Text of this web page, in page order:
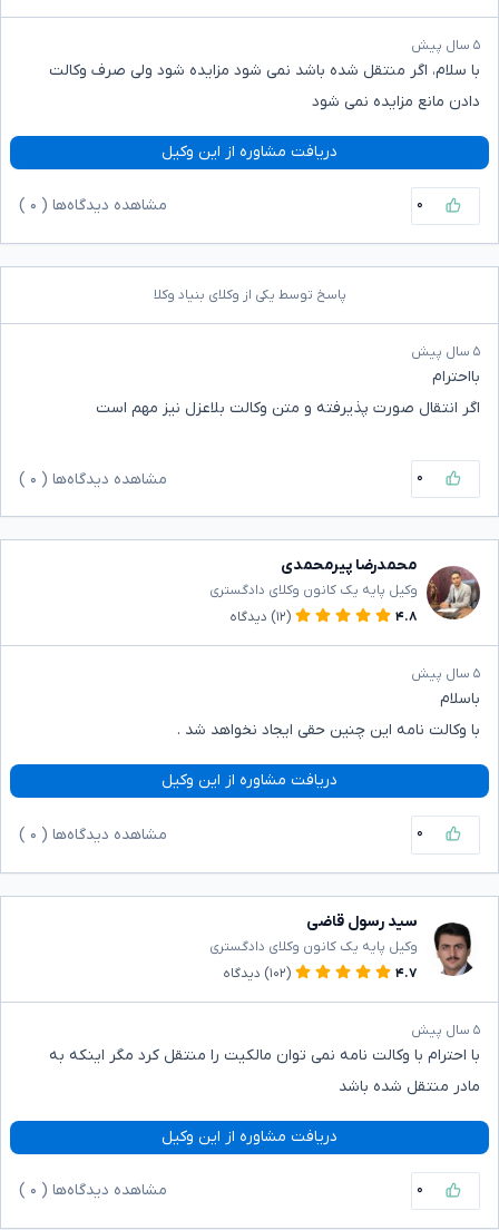
۵ سال پیش
با سلام، اگر منتقل شده باشد نمی شود مزایده شود ولی صرف وکالت
دادن مانع مزایده نمی شود
دریافت مشاوره از این وکیل
۰ مشاهده دیدگاه‌ها ( ۰
پاسخ توسط یکی از وکلای بنیاد وکلا
۵ سال پیش
بااحترام
اگر انتقال صورت پذیرفته و متن وکالت بلاعزل نیز مهم است
۰ مشاهده دیدگاه‌ها ( ۰
محمدرضا پیرمحمدی
وکیل پایه یک کانون وکلای دادگستری
۴.۸
(۱۲) دیدگاه
۵ سال پیش
باسلام
با وکالت نامه این چنین حقی ایجاد نخواهد شد .
دریافت مشاوره از این وکیل
۰ مشاهده دیدگاه‌ها ( ۰
سید رسول قاضی
وکیل پایه یک کانون وکلای دادگستری
۴.۷
(۱۰۲) دیدگاه
۵ سال پیش
با احترام با وکالت نامه نمی توان مالکیت را منتقل کرد مگر اینکه به
مادر منتقل شده باشد
دریافت مشاوره از این وکیل
۰ مشاهده دیدگاه‌ها ( ۰